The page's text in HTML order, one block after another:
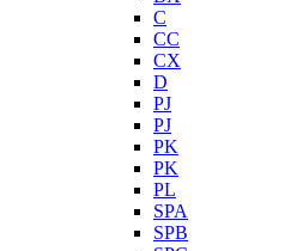
C
CC
CX
D
PJ
PJ
PK
PK
PL
SPA
SPB